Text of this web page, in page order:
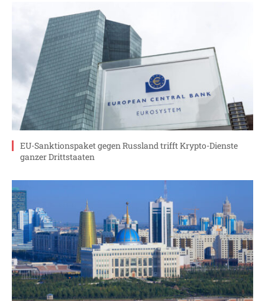
EU-Sanktionspaket gegen Russland trifft Krypto-Dienste
ganzer Drittstaaten